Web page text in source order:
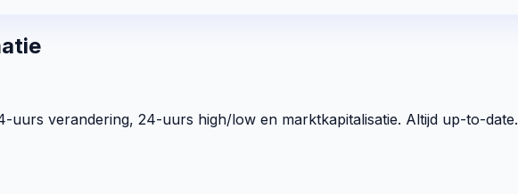
uurs verandering, 24-uurs high/low en marktkapitalisatie. Altijd up-to-date.